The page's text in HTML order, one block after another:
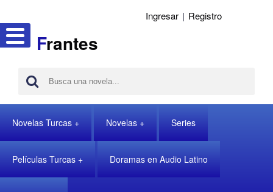
Frantes
Ingresar | Registro
Novelas Turcas Novelas Series
Películas Turcas Doramas en Audio Latino